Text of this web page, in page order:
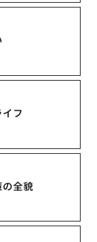
フ
全貌